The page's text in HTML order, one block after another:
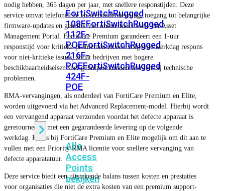
FortiSwitchRugged
108FFortiSwitchRugged
112F-
POEFortiSwitchRugged
216F-
POEFortiSwitchRugged
424F-
POE
WiFi
Alle
Access
Points
bekijken
nodig hebben, 365 dagen per jaar, met snellere responstijden. Deze
service omvat telefonische en webondersteuning, toegang tot belangrijke
firmware-updates en gebruik van online tools zoals het Asset
Management Portal. FortiCare Premium garandeert een 1-uur
responstijd voor kritieke problemen en een volgende werkdag respons
voor niet-kritieke issues, zodat bedrijven met hogere
beschikbaarheidseisen snel geholpen kunnen worden bij technische
problemen.
RMA-vervangingen, als onderdeel van FortiCare Premium en Elite,
worden uitgevoerd via het Advanced Replacement-model. Hierbij wordt
een vervangend apparaat verzonden voordat het defecte apparaat is
geretourneerd, met een gegarandeerde levering op de volgende
werkdag. Het is bij FortiCare Premium en Elite mogelijk om dit aan te
vullen met een Priority RMA licentie voor snellere vervanging van
defecte apparatatuur.
Deze service biedt een uitstekende balans tussen kosten en prestaties
voor organisaties die niet de extra kosten van een premium support-